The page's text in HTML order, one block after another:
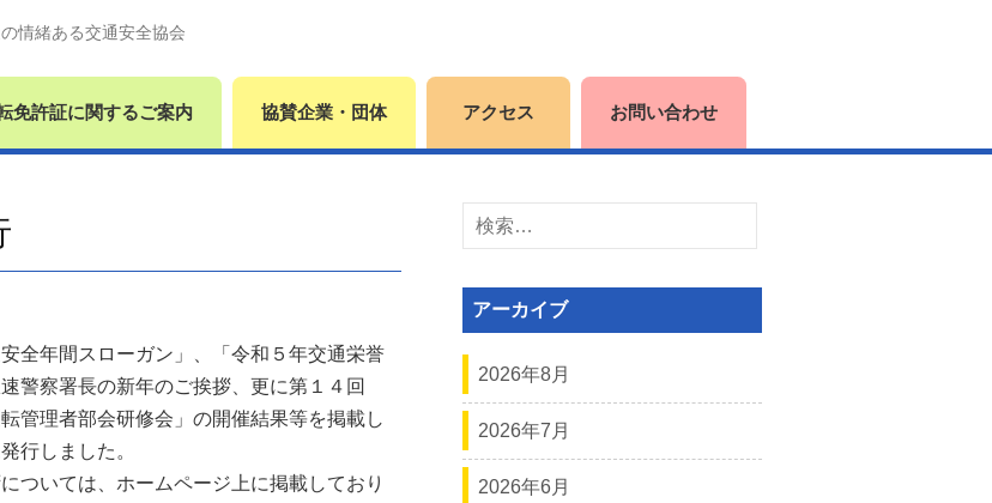
情緒ある交通安全協会
免許証に関するご案内 協賛企業・団体 アクセス お問い合わせ
全年間スローガン」、「令和５年交通栄誉
警察署長の新年のご挨拶、更に第１４回
管理者部会研修会」の開催結果等を掲載し
行しました。
いては、ホームページ上に掲載しており
検
索:
アーカイブ
2026年8月
2026年7月
2026年6月